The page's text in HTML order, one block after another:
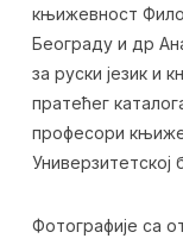
књижевност
Београду и др
за руски језик и
пратећег
професори
Универзитетској
Фотографије са